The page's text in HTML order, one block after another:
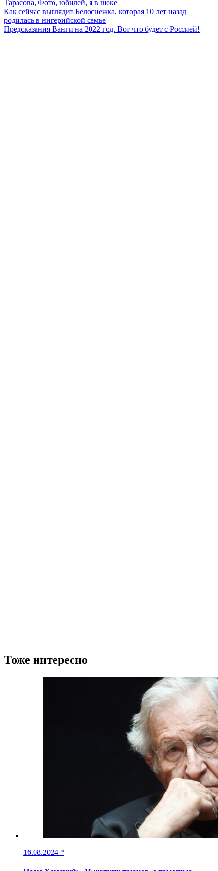
Тарасова, Фото, юбилей, я в шоке
Навигация
по
Как сейчас выглядит Белоснежка, которая 10 лет назад
родилась в нигерийской семье
Предсказания Ванги на 2022 год. Вот что будет с Россией!
Тоже интересно
16.08.2024 *